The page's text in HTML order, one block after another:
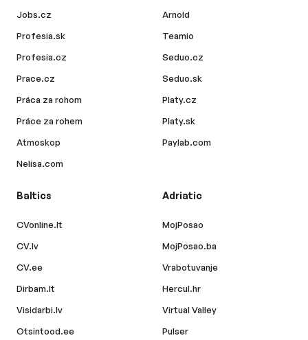
Jobs.cz
Profesia.sk
Profesia.cz
Prace.cz
Práca za rohom
Práce za rohem
Atmoskop
Nelisa.com
Arnold
Teamio
Seduo.cz
Seduo.sk
Platy.cz
Platy.sk
Paylab.com
Baltics
CVonline.lt
CV.lv
CV.ee
Dirbam.lt
Visidarbi.lv
Otsintood.ee
Adriatic
MojPosao
MojPosao.ba
Vrabotuvanje
Hercul.hr
Virtual Valley
Pulser